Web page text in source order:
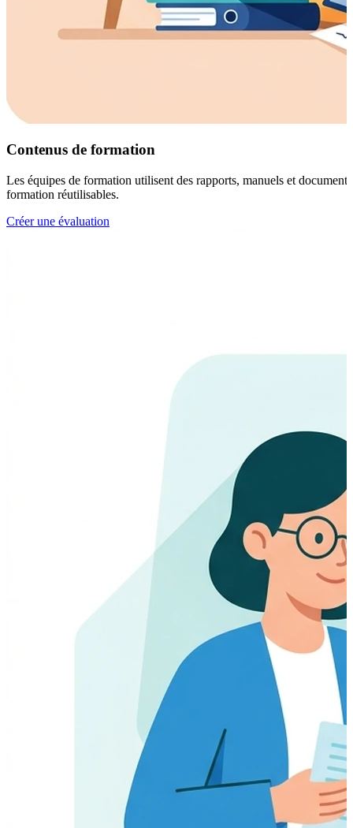
Contenus de formation
Les équipes de formation utilisent des rapports, manuels et
formation réutilisables.
Créer une évaluation